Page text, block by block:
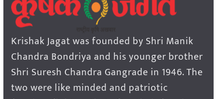
Krishak Jagat was founded by Shri Manik
Chandra Bondriya and his younger brother
Shri Suresh Chandra Gangrade in 1946. The
two were like minded and patriotic